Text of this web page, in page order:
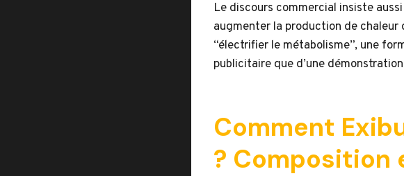
Le discours commercial insiste
augmenter la production de chaleur
“électrifier le métabolisme”, une
publicitaire que d’une
Comment
? Composition